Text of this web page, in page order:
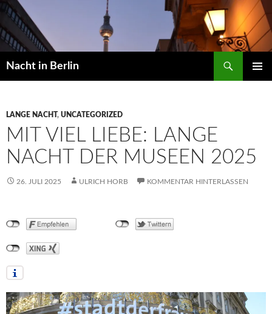
Zum
Inhalt
springen
Nacht in Berlin
LANGE NACHT, UNCATEGORIZED
MIT VIEL LIEBE: LANGE
NACHT DER MUSEEN 2025
26. JULI 2025 ULRICH HORB KOMMENTAR HINTERLASSEN